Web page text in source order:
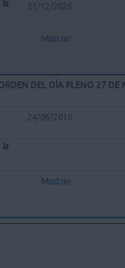
31/12/2026
Mostrar
DEL DÍA PLENO 27 DE
24/05/2010
Mostrar